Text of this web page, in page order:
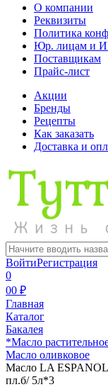
О компании
Реквизиты
Политика
Юр. лицам и
Поставщикам
Прайс-лист
Акции
Бренды
Рецепты
Как заказать
Доставка и
ВойтиРегистрация
0
00 ₽
Главная
Каталог
Бакалея
*Масло
Масло оливковое
Масло LA
пл.б/ 5л*3